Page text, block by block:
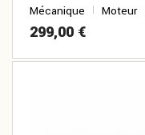
Mécanique Moteur
299,00 €